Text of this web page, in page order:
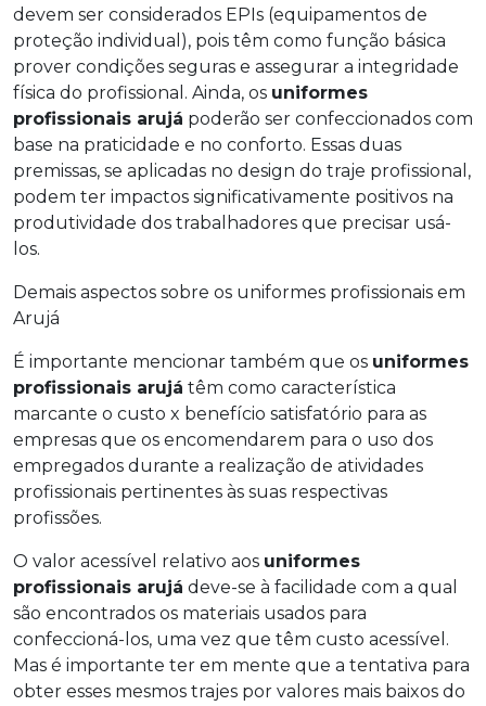
devem ser considerados EPIs (equipamentos de
proteção individual), pois têm como função básica
prover condições seguras e assegurar a integridade
física do profissional. Ainda, os uniformes
profissionais arujá poderão ser confeccionados com
base na praticidade e no conforto. Essas duas
premissas, se aplicadas no design do traje profissional,
podem ter impactos significativamente positivos na
produtividade dos trabalhadores que precisar usá-
los.
Demais aspectos sobre os uniformes profissionais em
Arujá
É importante mencionar também que os uniformes
profissionais arujá têm como característica
marcante o custo x benefício satisfatório para as
empresas que os encomendarem para o uso dos
empregados durante a realização de atividades
profissionais pertinentes às suas respectivas
profissões.
O valor acessível relativo aos uniformes
profissionais arujá deve-se à facilidade com a qual
são encontrados os materiais usados para
confeccioná-los, uma vez que têm custo acessível.
Mas é importante ter em mente que a tentativa para
obter esses mesmos trajes por valores mais baixos do